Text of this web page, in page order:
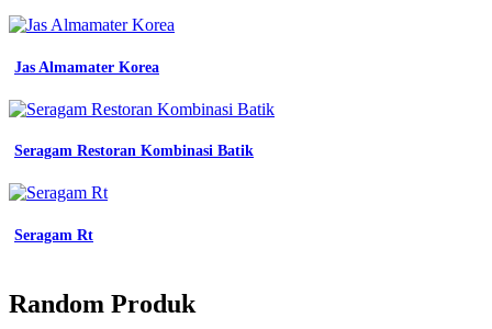
Jas Almamater Korea
Seragam Restoran Kombinasi Batik
Seragam Rt
Random Produk